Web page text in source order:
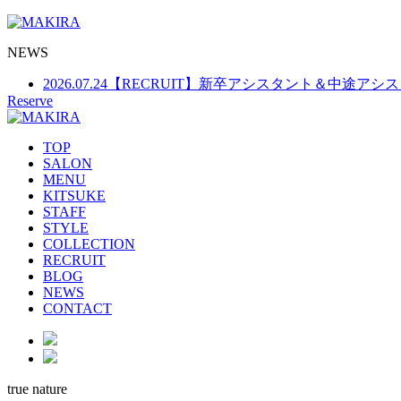
NEWS
2026.03.25 【大切なお知らせ】ポイントカード制度廃止
2026.07.24
2026.07.24
Reserve
TOP
SALON
MENU
KITSUKE
STAFF
STYLE
COLLECTION
RECRUIT
BLOG
NEWS
CONTACT
true nature